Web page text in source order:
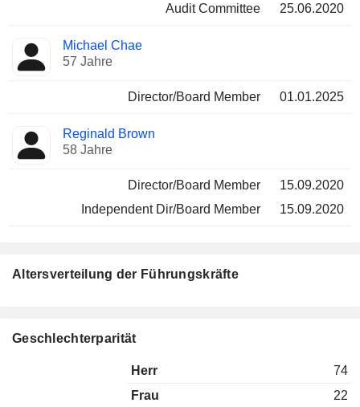
Audit Committee 25.06.2020
Michael Chae
57 Jahre
Director/Board Member 01.01.2025
Reginald Brown
58 Jahre
Director/Board Member
15.09.2020
Independent Dir/Board Member
15.09.2020
Altersverteilung der Führungskräfte
Geschlechterparität
Herr
74
Frau
22